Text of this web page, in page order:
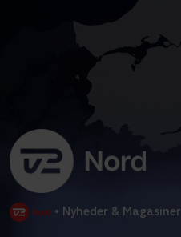
• Nyheder & Magasiner